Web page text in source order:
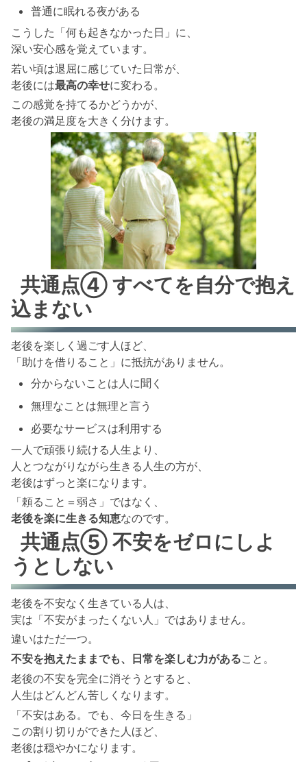
普通に眠れる夜がある
こうした「何も起きなかった日」に、
深い安心感を覚えています。
若い頃は退屈に感じていた日常が、
老後には最高の幸せに変わる。
この感覚を持てるかどうかが、
老後の満足度を大きく分けます。
共通点④ すべてを自分で抱え
込まない
老後を楽しく過ごす人ほど、
「助けを借りること」に抵抗がありません。
分からないことは人に聞く
無理なことは無理と言う
必要なサービスは利用する
一人で頑張り続ける人生より、
人とつながりながら生きる人生の方が、
老後はずっと楽になります。
「頼ること＝弱さ」ではなく、
老後を楽に生きる知恵なのです。
共通点⑤ 不安をゼロにしよ
うとしない
老後を不安なく生きている人は、
実は「不安がまったくない人」ではありません。
違いはただ一つ。
不安を抱えたままでも、日常を楽しむ力があること。
老後の不安を完全に消そうとすると、
人生はどんどん苦しくなります。
「不安はある。でも、今日を生きる」
この割り切りができた人ほど、
老後は穏やかになります。